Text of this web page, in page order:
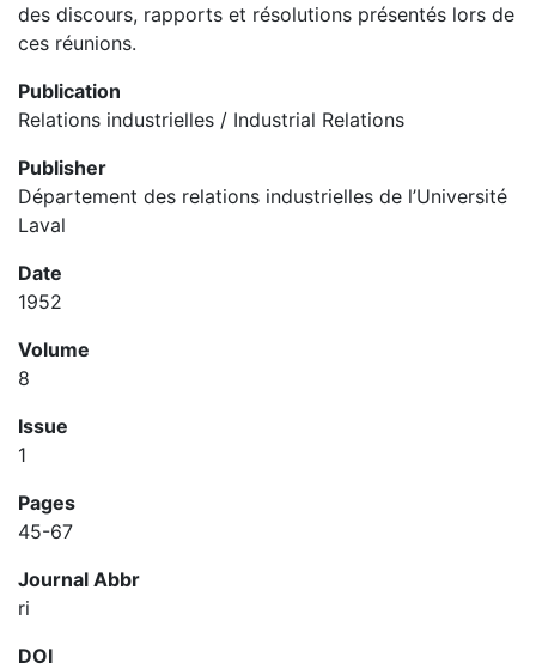
des discours, rapports et résolutions présentés lors de
ces réunions.
Publication
Relations industrielles / Industrial Relations
Publisher
Département des relations industrielles de l’Université
Laval
Date
1952
Volume
8
Issue
1
Pages
45-67
Journal Abbr
ri
DOI